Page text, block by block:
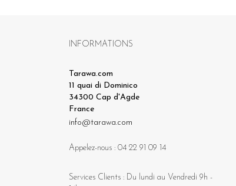
INFORMATIONS
Tarawa.com
11 quai di Dominico
34300 Cap d'Agde
France
info@tarawa.com
Appelez-nous : 04 22 91 09 14
Services Clients : Du lundi au Vendredi 9h -